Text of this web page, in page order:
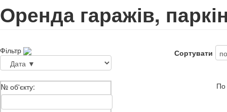
Оренда гаражів,
Фільтр
№ об'єкту:
Сортувати
По